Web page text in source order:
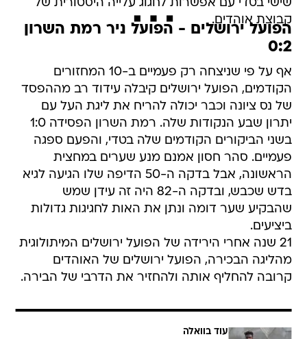
שישי בטדי עם אפשרות לחגוג עלייה היסטורית של
קבוצת אוהדים.
הפועל ירושלים - הפועל ניר רמת השרון
0:2
אף על פי שניצחה רק פעמיים ב-10 המחזורים
הקודמים, הפועל ירושלים קיבלה עידוד רב מההפסד
של נס ציונה וכבר יכולה להריח את ליגת העל עם
יתרון שבע הנקודות שלה. רמת השרון הפסידה 1:0
בשני הביקורים הקודמים שלה בטדי, והפעם ספגה
פעמיים. סהר חסון אמנם מנע שערים במחצית
הראשונה, אבל בדקה ה-50 הדיפה שלו הגיעה לגיא
בדש שכבש, ובדקה ה-82 היה זה עידן שמש
שהבקיע שער דומה ונתן את האות לחגיגות גדולות
ביציעים.
21 שנה אחרי הירידה של הפועל ירושלים המיתולוגית
מהליגה הבכירה, הפועל ירושלים של האוהדים
קרובה להחליף אותה ולהחזיר את הדרבי של הבירה.
עוד בוואלה